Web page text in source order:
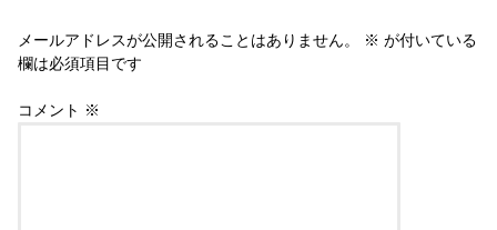
メールアドレスが公開されることはありません。 ※ が付いている
欄は必須項目です
コメント ※